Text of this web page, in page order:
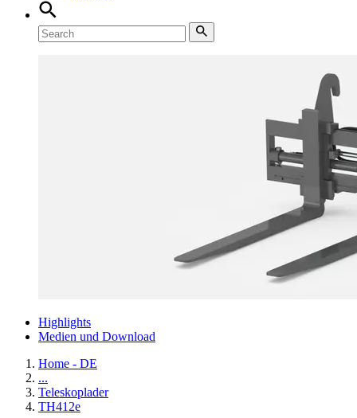
Highlights
Medien und Download
Home - DE
...
Teleskoplader
TH412e